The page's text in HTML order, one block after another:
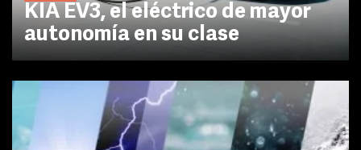
KIA EV3, el eléctrico de mayor
autonomía en su clase